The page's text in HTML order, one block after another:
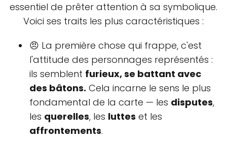
essentiel de prêter attention à sa symbolique.
Voici ses traits les plus caractéristiques :
😠 La première chose qui frappe, c'est
l'attitude des personnages représentés :
ils semblent furieux, se battant avec
des bâtons. Cela incarne le sens le plus
fondamental de la carte — les disputes,
les querelles, les luttes et les
affrontements.